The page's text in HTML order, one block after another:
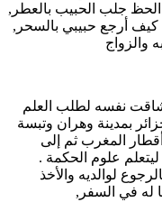
جلب الحبيب بالعطر,
كيف أرجع حبيبي بالسحر,
والزواج
شاقت نفسه لطلب العلم
بمدينة وهران وتبسة
المغرب ثم إلى
علوم الحكمة .
لوالديه والأخذ
له في السفر,